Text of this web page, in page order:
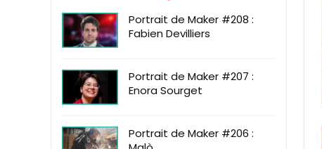
Portrait de Maker #208 :
Fabien Devilliers
Portrait de Maker #207 :
Enora Sourget
Portrait de Maker #206 :